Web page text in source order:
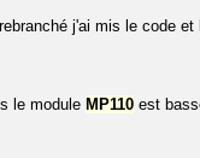
j'ai mis le code et
le module MP110 est